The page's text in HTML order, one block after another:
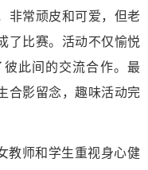
非常顽皮和可爱，但老
了比赛。活动不仅愉悦
此间的交流合作。最
合影留念，趣味活动完
教师和学生重视身心健